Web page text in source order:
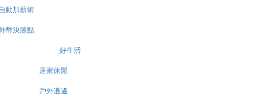
動加薪術
幣決勝點
好生活
居家休閒
戶外逍遙